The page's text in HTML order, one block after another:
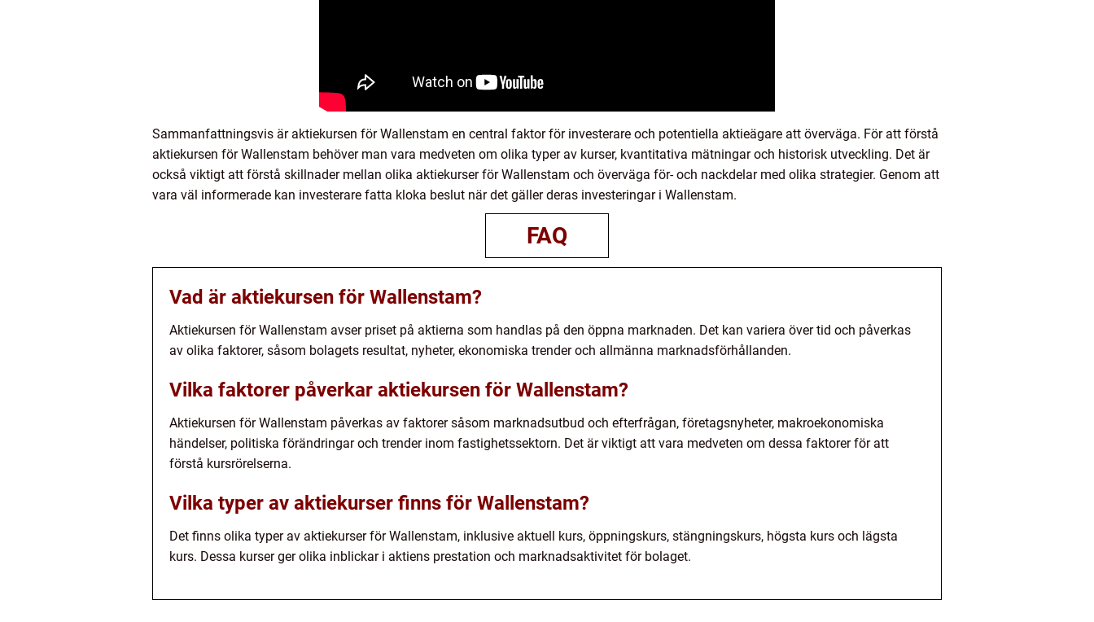
Sammanfattningsvis är aktiekursen för Wallenstam en central faktor för investerare och potentiella aktieägare att överväga. För att förstå
aktiekursen för Wallenstam behöver man vara medveten om olika typer av kurser, kvantitativa mätningar och historisk utveckling. Det är
också viktigt att förstå skillnader mellan olika aktiekurser för Wallenstam och överväga för- och nackdelar med olika strategier. Genom att
vara väl informerade kan investerare fatta kloka beslut när det gäller deras investeringar i Wallenstam.
FAQ
Vad är aktiekursen för Wallenstam?
Aktiekursen för Wallenstam avser priset på aktierna som handlas på den öppna marknaden. Det kan variera över tid och påverkas
av olika faktorer, såsom bolagets resultat, nyheter, ekonomiska trender och allmänna marknadsförhållanden.
Vilka faktorer påverkar aktiekursen för Wallenstam?
Aktiekursen för Wallenstam påverkas av faktorer såsom marknadsutbud och efterfrågan, företagsnyheter, makroekonomiska
händelser, politiska förändringar och trender inom fastighetssektorn. Det är viktigt att vara medveten om dessa faktorer för att
förstå kursrörelserna.
Vilka typer av aktiekurser finns för Wallenstam?
Det finns olika typer av aktiekurser för Wallenstam, inklusive aktuell kurs, öppningskurs, stängningskurs, högsta kurs och lägsta
kurs. Dessa kurser ger olika inblickar i aktiens prestation och marknadsaktivitet för bolaget.